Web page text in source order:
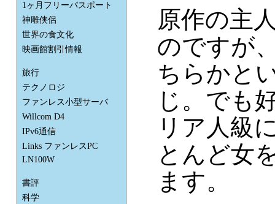
原作の主
のですが
ちらかと
じ。でも
リア人級
とんど女
ます。
1ヶ月フリーパスポート
神雕侠侶
世界の食文化
映画館割引情報
旅行
テクノロジ
ファンレス小型サーバ
Willcom D4
IPv6通信
Links ファンレスPC
LN100W
書評
科学